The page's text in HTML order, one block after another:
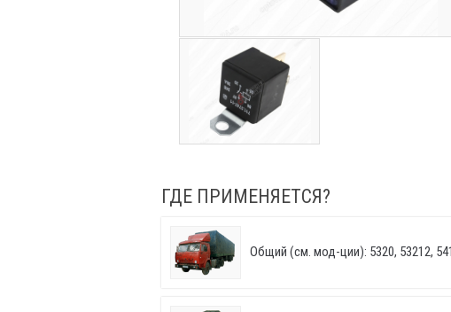
ГДЕ ПРИМЕНЯЕТСЯ?
Общий (см. мод-ции): 5320, 53212,